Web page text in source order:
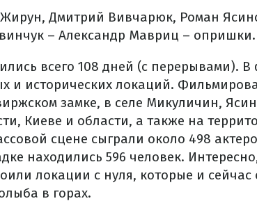
Дмитрий Вивчарюк, Роман
– Александр Мавриц – опришки.
всего 108 дней (с перерывами).
и исторических локаций.
замке, в селе Микуличин,
Киеве и области, а также на
сцене сыграли около 498
находились 596 человек.
локации с нуля, которые и сейчас
в горах.